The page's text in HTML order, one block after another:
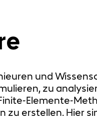
und
zu
Elemente-
erstellen. Hier